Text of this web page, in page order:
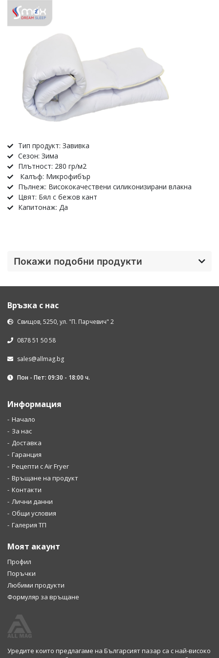
Тип продукт: Завивка
Сезон: Зима
Плътност: 280 гр/м2
Калъф: Микрофибър
Пълнеж: Висококачествени силиконизирани влакна
Цвят: Бял с бежов кант
Капитонаж: Да
Покажи подобни продукти
Връзка с нас
Свищов, 5250, ул. "П. Парчевич" 2
0878 51 50 58
sales@allmag.bg
Пон - Пет: 09:30 - 18:00 ч.
Информация
Начало
За нас
Доставка
Гаранция
Рецепти с Air Fryer
Връщане на продукт
Контакти
Лични данни
Общи условия
Галерия ТП
Моят акаунт
Профил
Поръчки
Любими продукти
Формуляр за връщане
Уредите които предлагаме на Българсият пазар са с най-високо